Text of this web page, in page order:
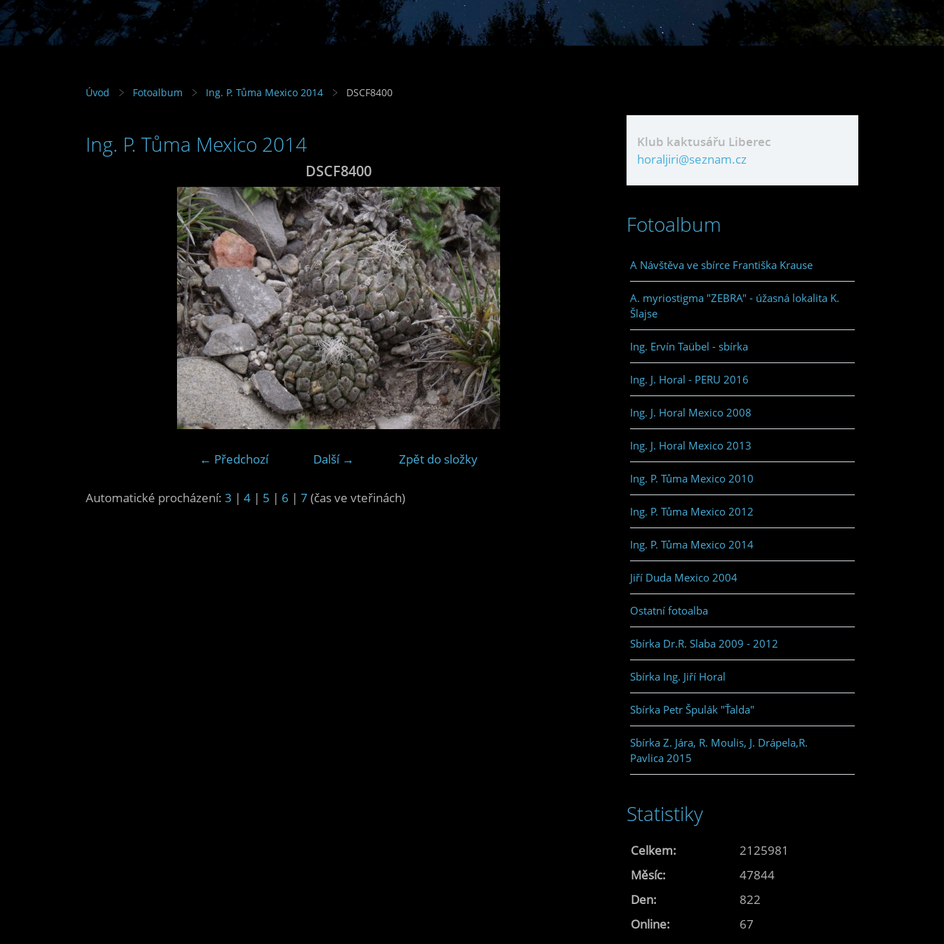
Úvod Fotoalbum Ing. P. Tůma Mexico 2014 DSCF8400
Ing. P. Tůma Mexico 2014
DSCF8400
← Předchozí Další → Zpět do složky
Automatické procházení: 3 | 4 | 5 | 6 | 7 (čas ve vteřinách)
Klub kaktusářu Liberec
horaljiri@seznam.cz
Fotoalbum
A Návštěva ve sbírce Františka Krause
A. myriostigma "ZEBRA" - úžasná lokalita K.
Šlajse
Ing. Ervín Taübel - sbírka
Ing. J. Horal - PERU 2016
Ing. J. Horal Mexico 2008
Ing. J. Horal Mexico 2013
Ing. P. Tůma Mexico 2010
Ing. P. Tůma Mexico 2012
Ing. P. Tůma Mexico 2014
Jiří Duda Mexico 2004
Ostatní fotoalba
Sbírka Dr.R. Slaba 2009 - 2012
Sbírka Ing. Jiří Horal
Sbírka Petr Špulák "Ťalda"
Sbírka Z. Jára, R. Moulis, J. Drápela,R.
Pavlica 2015
Statistiky
Online: 67
Celkem:
2125981
Měsíc:
47844
Den:
822